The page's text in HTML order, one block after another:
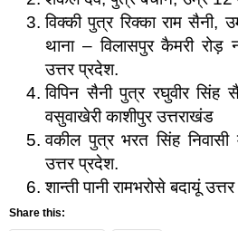
विक्की पुत्र रिक्का राम सैनी,
थाना – विलासपुर कैमरी रोड़
उत्तर प्रदेश.
विपिन सैनी पुत्र रघुवीर सिंह
वसुवाखेरी काशीपुर उत्तराखंड
वकील पुत्र भरत सिंह निवासी
उत्तर प्रदेश.
शान्ती पानी रामभरोसे बदायूं
Share this: